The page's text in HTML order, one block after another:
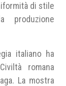
di stile
produzione
italiano ha
romana
La mostra